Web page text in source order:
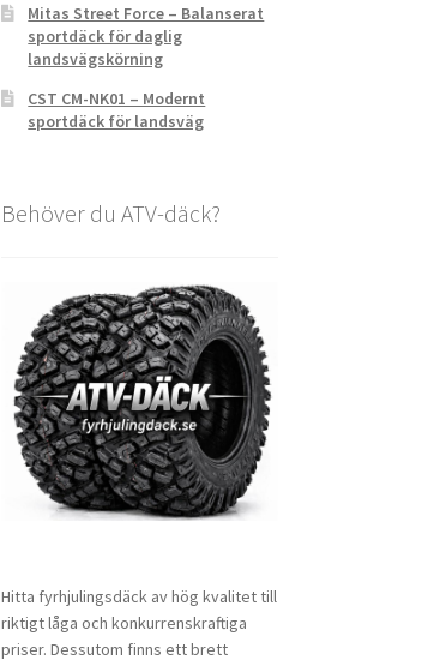
Mitas Street Force – Balanserat
sportdäck för daglig
landsvägskörning
CST CM-NK01 – Modernt
sportdäck för landsväg
Behöver du ATV-däck?
Hitta fyrhjulingsdäck av hög kvalitet till
riktigt låga och konkurrenskraftiga
priser. Dessutom finns ett brett